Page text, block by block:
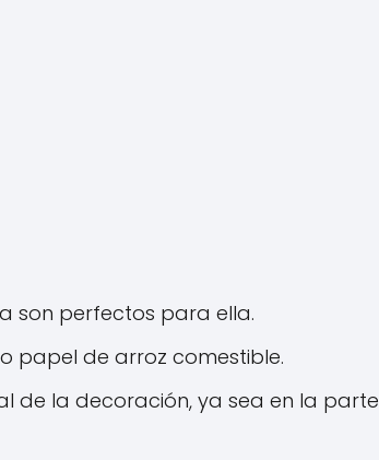
son perfectos para ella.
papel de arroz comestible.
de la decoración, ya sea en la parte